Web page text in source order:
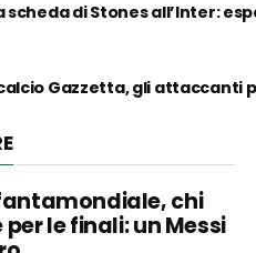
scheda di Stones all’Inter:
Gazzetta, gli attaccanti
chi
le finali: un Messi